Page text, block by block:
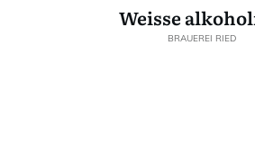
Weisse
BRAUEREI RIED